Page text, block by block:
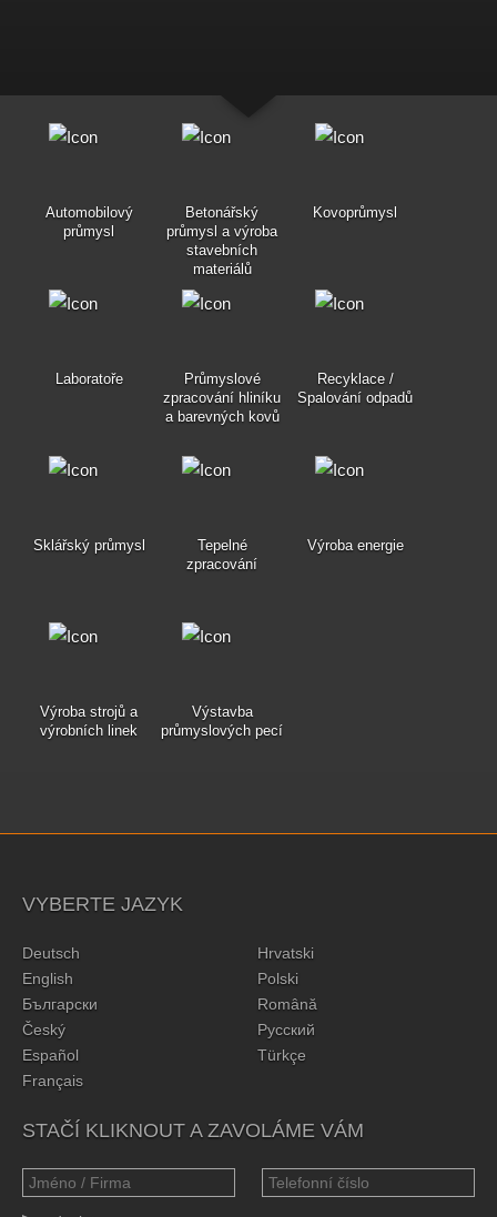
Automobilový
průmysl
Betonářský
průmysl a výroba
stavebních
materiálů
Kovoprůmysl
Laboratoře
Průmyslové
zpracování hliníku
a barevných kovů
Recyklace /
Spalování odpadů
Sklářský průmysl
Tepelné
zpracování
Výroba energie
Výroba strojů a
výrobních linek
Výstavba
průmyslových pecí
VYBERTE JAZYK
Deutsch
English
Български
Český
Español
Français
Hrvatski
Polski
Română
Русский
Türkçe
STAČÍ KLIKNOUT A ZAVOLÁME VÁM